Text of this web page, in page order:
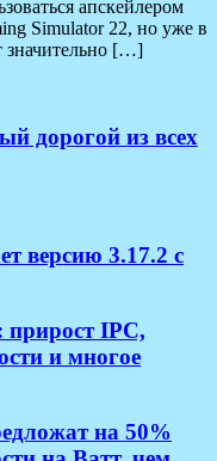
апскейлером
Simulator 22, но уже в
значительно […]
дорогой из всех
версию 3.17.2 с
прирост IPC,
и многое
на 50%